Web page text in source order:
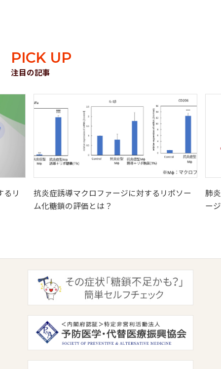
PICK UP
注目の記事
るリ
抗炎症誘導マクロファージに対するリポソー
ム化糖鎖の評価とは？
肺
ー